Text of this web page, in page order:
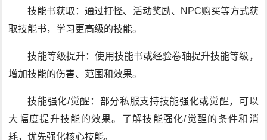
技能书获取：通过打怪、活动奖励、NPC购买等方式获
取技能书，学习更高级的技能。
技能等级提升：使用技能书或经验卷轴提升技能等级，
增加技能的伤害、范围和效果。
技能强化/觉醒：部分私服支持技能强化或觉醒，可以
大幅度提升技能的效果。了解技能强化/觉醒的条件和消
耗，优先强化核心技能。